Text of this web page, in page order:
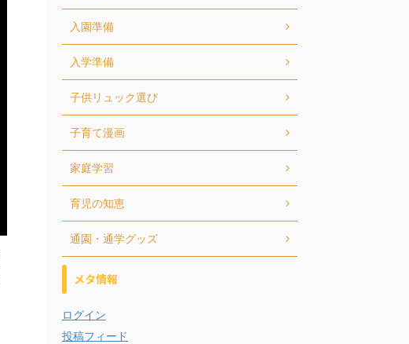
入園準備
入学準備
子供リュック選び
子育て漫画
家庭学習
育児の知恵
通園・通学グッズ
メタ情報
ログイン
投稿フィード